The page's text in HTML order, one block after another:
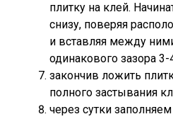
плитку на клей.
снизу, поверяя
и вставляя между
одинакового зазора
закончив ложить
полного застывания
через сутки